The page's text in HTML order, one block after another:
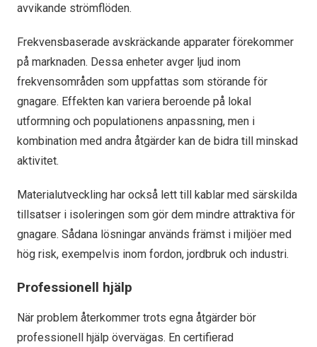
avvikande strömflöden.
Frekvensbaserade avskräckande apparater förekommer
på marknaden. Dessa enheter avger ljud inom
frekvensområden som uppfattas som störande för
gnagare. Effekten kan variera beroende på lokal
utformning och populationens anpassning, men i
kombination med andra åtgärder kan de bidra till minskad
aktivitet.
Materialutveckling har också lett till kablar med särskilda
tillsatser i isoleringen som gör dem mindre attraktiva för
gnagare. Sådana lösningar används främst i miljöer med
hög risk, exempelvis inom fordon, jordbruk och industri.
Professionell hjälp
När problem återkommer trots egna åtgärder bör
professionell hjälp övervägas. En certifierad